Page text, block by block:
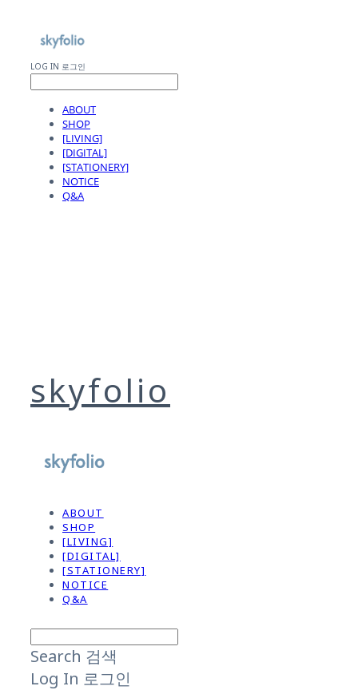
LOG IN 로그인
ABOUT
SHOP
[LIVING]
[DIGITAL]
[STATIONERY]
NOTICE
Q&A
skyfolio
ABOUT
SHOP
[LIVING]
[DIGITAL]
[STATIONERY]
NOTICE
Q&A
Search 검색
Log In 로그인